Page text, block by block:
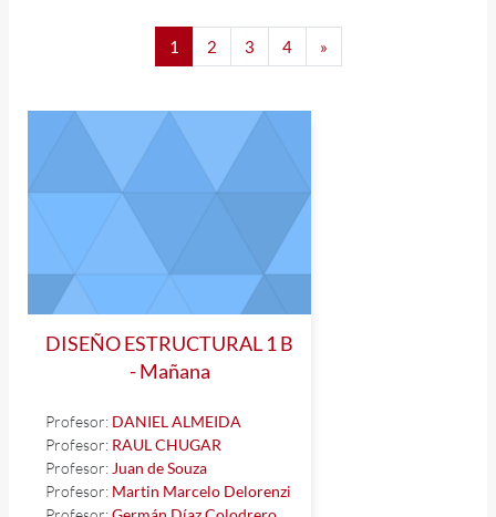
1 Página 1
2Página 2
3Página 3
4Página 4
»Siguiente página
DISEÑO ESTRUCTURAL 1 B
- Mañana
Profesor: DANIEL ALMEIDA
Profesor: RAUL CHUGAR
Profesor: Juan de Souza
Profesor: Martin Marcelo Delorenzi